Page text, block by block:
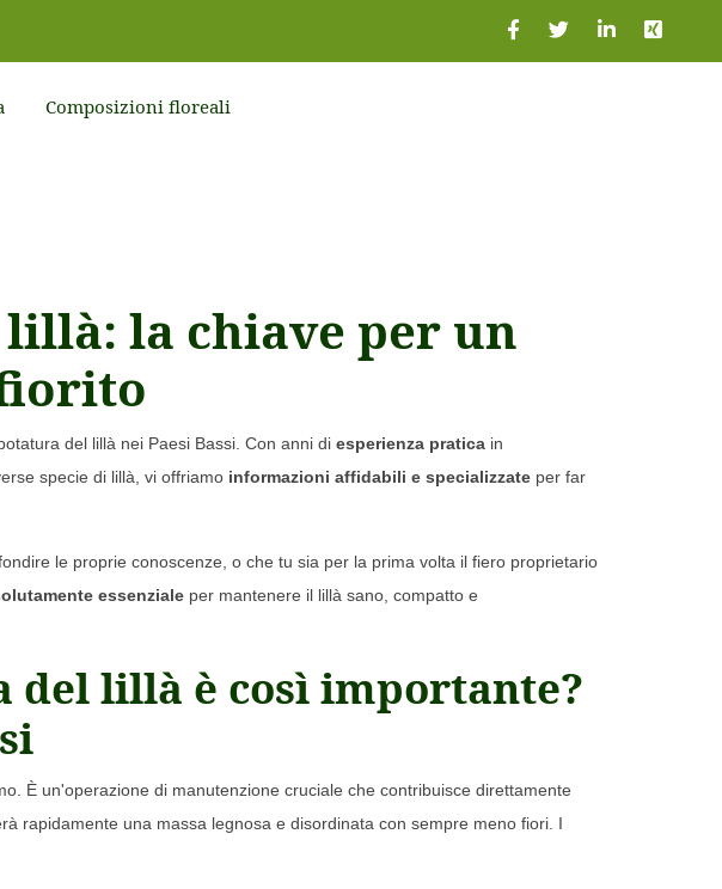
Composizioni floreali
la chiave per un
del lillà nei Paesi Bassi. Con anni di esperienza praticain
specie di lillà, vi offriamo informazioni affidabili e specializzateper far
le proprie conoscenze, o che tu sia per la prima volta il fiero proprietario
essenzialeper mantenere il lillà sano, compatto e
del lillà è così importante?
È un'operazione di manutenzione cruciale che contribuisce direttamente
rapidamente una massa legnosa e disordinata con sempre meno fiori. I